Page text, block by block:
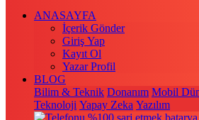
ANASAYFA
İçerik Gönder
Giriş Yap
Kayıt Ol
Yazar Profil
BLOG
Bilim & Teknik Donanım Mobil
Teknoloji Yapay Zeka Yazılım